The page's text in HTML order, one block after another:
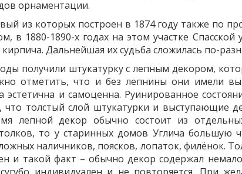
орнаментации.
из которых построен в 1874 году также по
в 1880-1890-х годах на этом участке
Дальнейшая их судьба сложилась по-
получили штукатурку с лепным декором,
отметить, что и без лепнины они имели
и самоценна. Руинированное
толстый слой штукатурки и выступающие
лепной декор обычно состоит из
то у старинных домов Углича большую
наличников, поясков, лопаток, филёнок.
и такой факт – обычно декор содержал